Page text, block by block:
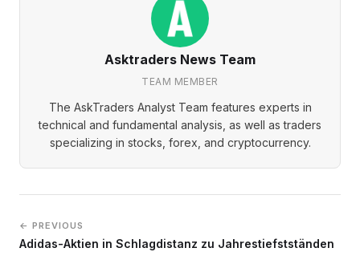
Asktraders News Team
TEAM MEMBER
The AskTraders Analyst Team features experts in
technical and fundamental analysis, as well as traders
specializing in stocks, forex, and cryptocurrency.
← PREVIOUS
Adidas-Aktien in Schlagdistanz zu Jahrestiefstständen